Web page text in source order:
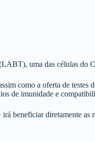
uma das células do
como a oferta de testes
de imunidade e
beneficiar diretamente as